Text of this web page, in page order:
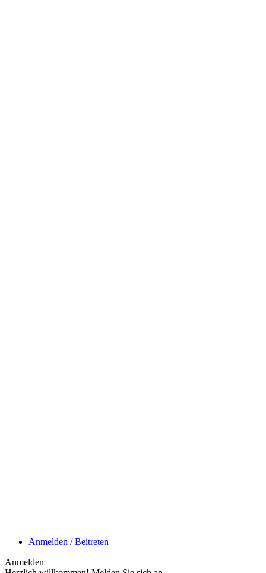
Anmelden / Beitreten
Anmelden